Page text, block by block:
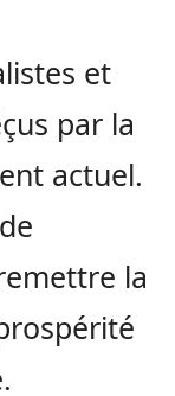
et
par la
actuel.
la